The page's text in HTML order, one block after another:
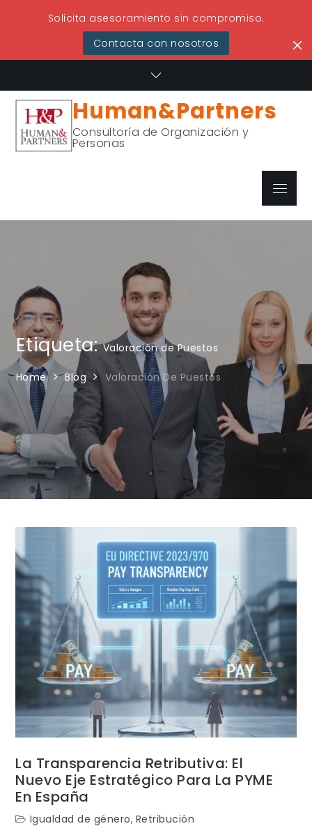
Solicita asesoramiento sin compromiso.
Contacta con nosotros
content
Human&Partners
Consultoría de Organización y
Personas
Menu
Etiqueta:Valoración de Puestos
Home Blog Valoración De Puestos
La Transparencia Retributiva: El
Nuevo Eje Estratégico Para La PYME
En España
Igualdad de género, Retribución